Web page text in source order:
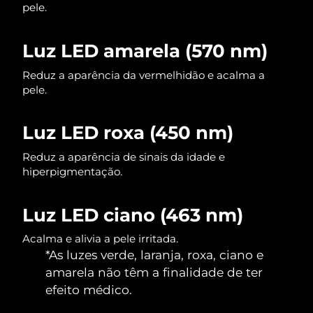
pele.
Luz LED amarela (570 nm)
Reduz a aparência da vermelhidão e acalma a
pele.
Luz LED roxa (450 nm)
Reduz a aparência de sinais da idade e
hiperpigmentação.
Luz LED ciano (463 nm)
Acalma e alivia a pele irritada.
*As luzes verde, laranja, roxa, ciano e
amarela não têm a finalidade de ter
efeito médico.
Eslováquia Entrega prevista 8/10/26
Eslovênia
África do Sul Entrega prevista
Coreia do Sul Entrega prevista
Suécia Entrega prevista
Suíça Entrega prevista 8/10/26
Taiwan